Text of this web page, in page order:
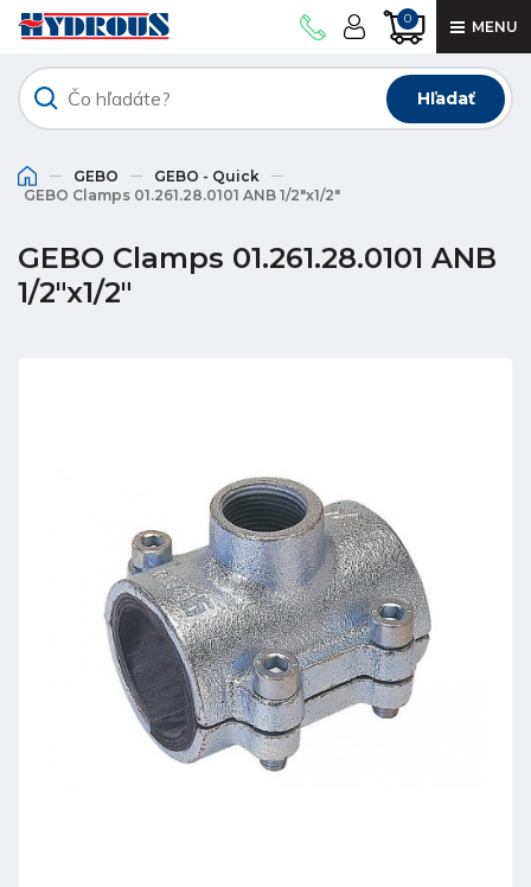
0 MENU
Hľadať
GEBO
GEBO - Quick
GEBO Clamps 01.261.28.0101 ANB 1/2"x1/2"
GEBO Clamps 01.261.28.0101 ANB
1/2"x1/2"